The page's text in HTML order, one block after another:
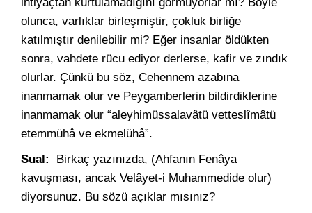
olunca, varlıklar birleşmiştir, çokluk birliğe
katılmıştır denilebilir mi? Eğer insanlar öldükten
sonra, vahdete rücu ediyor derlerse, kafir ve zındık
olurlar. Çünkü bu söz, Cehennem azabına
inanmamak olur ve Peygamberlerin bildirdiklerine
inanmamak olur “aleyhimüssalavâtü vetteslîmâtü
etemmühâ ve ekmelühâ”.
Sual: Birkaç yazınızda, (Ahfanın Fenâya
kavuşması, ancak Velâyet-i Muhammedide olur)
diyorsunuz. Bu sözü açıklar mısınız?